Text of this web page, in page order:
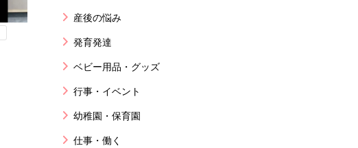
産後の悩み
発育発達
ベビー用品・グッズ
行事・イベント
幼稚園・保育園
仕事・働く